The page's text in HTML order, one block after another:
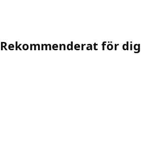
Rekommenderat för dig